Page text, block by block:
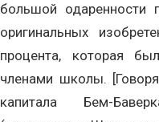
большой одаренности
оригинальных
процента, которая
членами школы.
капитала Бем-